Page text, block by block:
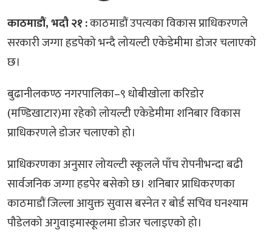
काठमाडौं, भदौ २१ :काठमाडौं उपत्यका विकास प्राधिकरणले
सरकारी जग्गा हडपेको भन्दै लोयल्टी एकेडेमीमा डोजर चलाएको
छ।
बुढानीलकण्ठ नगरपालिका–९ धोबीखोला करिडोर
(मण्डिखाटार)मा रहेको लोयल्टी एकेडेमीमा शनिबार विकास
प्राधिकरणले डोजर चलाएको हो।
प्राधिकरणका अनुसार लोयल्टी स्कूलले पाँच रोपनीभन्दा बढी
सार्वजनिक जग्गा हडपेर बसेको छ। शनिबार प्राधिकरणका
काठमाडौं जिल्ला आयुक्त सुवास बस्नेत र बोर्ड सचिव घनश्याम
पौडेलको अगुवाइमास्कूलमा डोजर चलाइएको हो।